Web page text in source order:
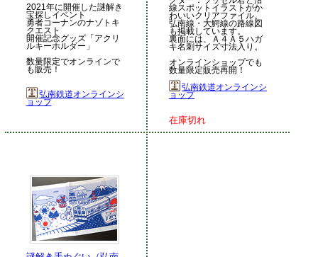
2021年に開催した謎解き
宝探しイベント
勇者コーナンのナゾトキ
クエスト
開催記念グッズ「アクリ
ルキーホルダー」
数量限定でオンラインで
も販売！
弘南鉄道オンラインシ
ョップ
線スポットイラストがか
わいいクリアファイル。
弘南線・大鰐線の路線図
も掲載しています。
裏面には、Ａ４Ａ５ハガ
キ名刺サイズ寸法入り。
オンラインショップでも
数量限定販売再開！
弘南鉄道オンラインシ
ョップ
在庫切れ